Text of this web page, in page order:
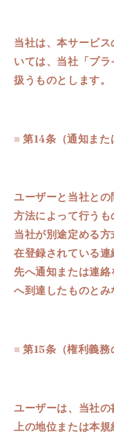
当社は、本サービ
いては、当社「プ
扱うものとします。
■第14条 （通知また
ユーザーと当社と
方法によって行うも
当社が別途定める
在登録されている
先へ通知または連
へ到達したものとみ
■第15条 （権利義務
ユーザーは、当社
上の地位または本